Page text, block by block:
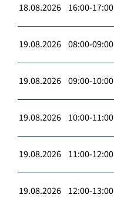
18.08.2026 16:00-17:00
19.08.2026 08:00-09:00
19.08.2026 09:00-10:00
19.08.2026 10:00-11:00
19.08.2026 11:00-12:00
19.08.2026 12:00-13:00